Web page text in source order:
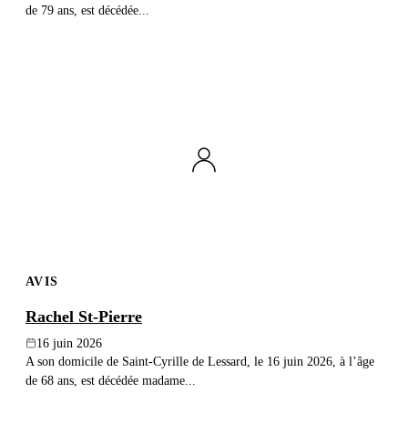
de 79 ans, est décédée...
AVIS
Rachel St-Pierre
16 juin 2026
A son domicile de Saint-Cyrille de Lessard, le 16 juin 2026, à l’âge
de 68 ans, est décédée madame...